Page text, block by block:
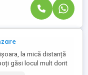
la mică distanță
găsi locul mult dorit